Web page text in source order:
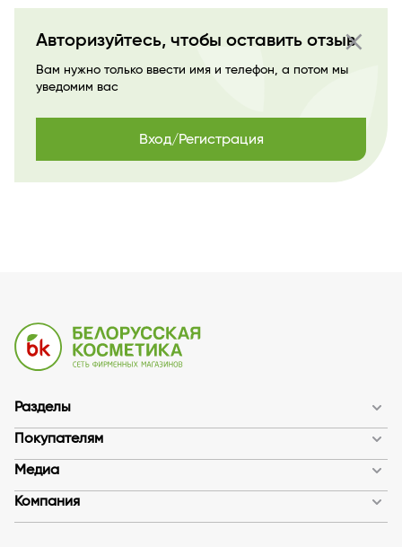
close
Авторизуйтесь, чтобы оставить отзыв
Вам нужно только ввести имя и телефон, а потом мы
уведомим вас
Вход/Регистрация
Разделы
Покупателям
Медиа
Компания